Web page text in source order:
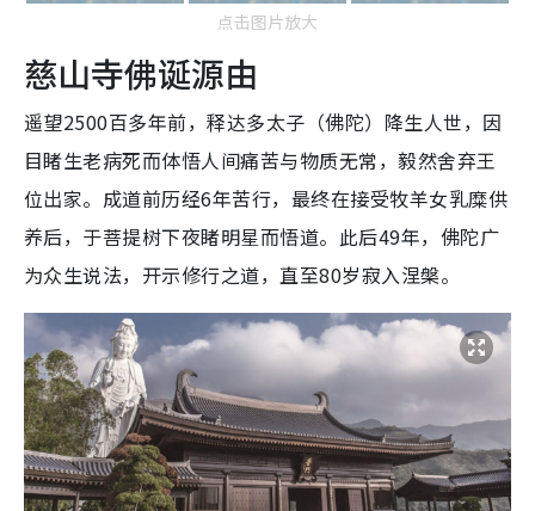
点击图片放大
慈山寺佛诞源由
遥望2500百多年前，释达多太子（佛陀）降生人世，因
目睹生老病死而体悟人间痛苦与物质无常，毅然舍弃王
位出家。成道前历经6年苦行，最终在接受牧羊女乳糜供
养后，于菩提树下夜睹明星而悟道。此后49年，佛陀广
为众生说法，开示修行之道，直至80岁寂入涅槃。